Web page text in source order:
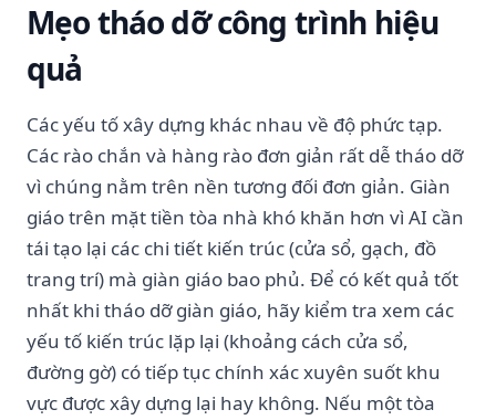
Mẹo tháo dỡ công trình hiệu
quả
Các yếu tố xây dựng khác nhau về độ phức tạp.
Các rào chắn và hàng rào đơn giản rất dễ tháo dỡ
vì chúng nằm trên nền tương đối đơn giản. Giàn
giáo trên mặt tiền tòa nhà khó khăn hơn vì AI cần
tái tạo lại các chi tiết kiến ​​trúc (cửa sổ, gạch, đồ
trang trí) mà giàn giáo bao phủ. Để có kết quả tốt
nhất khi tháo dỡ giàn giáo, hãy kiểm tra xem các
yếu tố kiến ​​trúc lặp lại (khoảng cách cửa sổ,
đường gờ) có tiếp tục chính xác xuyên suốt khu
vực được xây dựng lại hay không. Nếu một tòa